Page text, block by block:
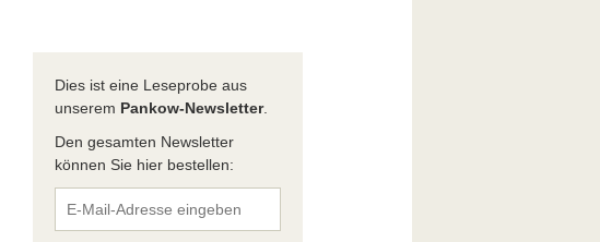
Dies ist eine Leseprobe aus
unserem Pankow-Newsletter.
Den gesamten Newsletter
können Sie hier bestellen: